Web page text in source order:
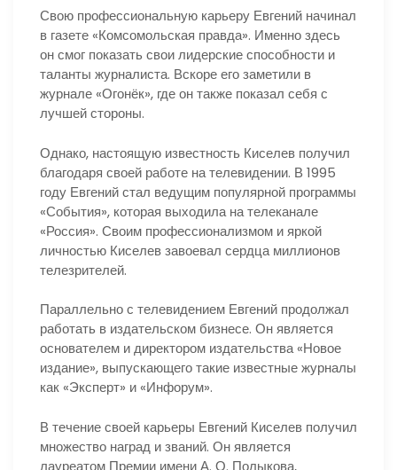
Свою профессиональную карьеру Евгений начинал
в газете «Комсомольская правда». Именно здесь
он смог показать свои лидерские способности и
таланты журналиста. Вскоре его заметили в
журнале «Огонёк», где он также показал себя с
лучшей стороны.
Однако, настоящую известность Киселев получил
благодаря своей работе на телевидении. В 1995
году Евгений стал ведущим популярной программы
«События», которая выходила на телеканале
«Россия». Своим профессионализмом и яркой
личностью Киселев завоевал сердца миллионов
телезрителей.
Параллельно с телевидением Евгений продолжал
работать в издательском бизнесе. Он является
основателем и директором издательства «Новое
издание», выпускающего такие известные журналы
как «Эксперт» и «Инфорум».
В течение своей карьеры Евгений Киселев получил
множество наград и званий. Он является
лауреатом Премии имени А. О. Полыкова,